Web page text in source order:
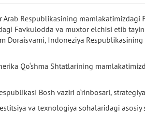
Respublikasining mamlakatimizdagi
Favkulodda va muxtor elchisi etib
Doraisvami, Indoneziya
Qo‘shma Shtatlarining
Bosh vaziri o‘rinbosari,
va texnologiya sohalaridagi